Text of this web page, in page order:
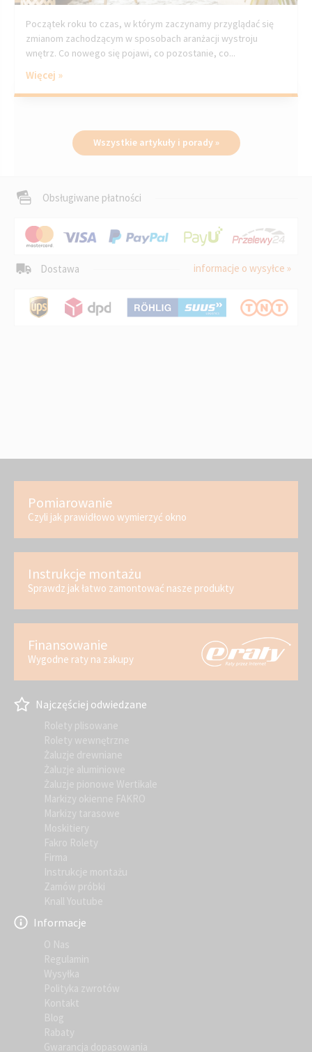
Początek roku to czas, w którym zaczynamy przyglądać się
zmianom zachodzącym w sposobach aranżacji wystroju
wnętrz. Co nowego się pojawi, co pozostanie, co...
Więcej »
Wszystkie artykuły i porady »
Obsługiwane płatności
Dostawa informacje o wysyłce »
Pomiarowanie
Czyli jak prawidłowo wymierzyć okno
Instrukcje montażu
Sprawdz jak łatwo zamontować nasze produkty
Finansowanie
Wygodne raty na zakupy
Najczęściej odwiedzane
Rolety plisowane
Rolety wewnętrzne
Żaluzje drewniane
Żaluzje aluminiowe
Żaluzje pionowe Wertikale
Markizy okienne FAKRO
Markizy tarasowe
Moskitiery
Fakro Rolety
Firma
Instrukcje montażu
Zamów próbki
Knall Youtube
Informacje
O Nas
Regulamin
Wysyłka
Polityka zwrotów
Kontakt
Blog
Rabaty
Gwarancja dopasowania